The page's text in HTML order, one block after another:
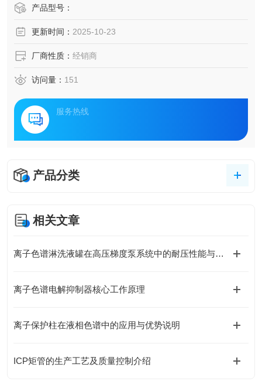
产品型号：
更新时间： 2025-10-23
厂商性质： 经销商
访问量： 151
服务热线
产品分类
相关文章
离子色谱淋洗液罐在高压梯度泵系统中的耐压性能与密封设计
离子色谱电解抑制器核心工作原理
离子保护柱在液相色谱中的应用与优势说明
ICP矩管的生产工艺及质量控制介绍